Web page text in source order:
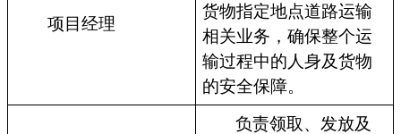
项目经理
货物指定地点道路运输
相关业务，确保整个运
输过程中的人身及货物
的安全保障。
负责领取、发放及